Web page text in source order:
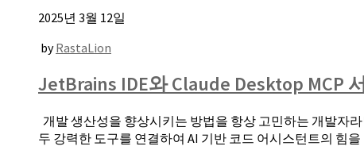
2025년 3월 12일
byRastaLion
JetBrains IDE와 Claude Desktop MCP
개발 생산성을 향상시키는 방법을 항상 고민하는 개발자
두 강력한 도구를 연결하여 AI 기반 코드 어시스턴트의 힘